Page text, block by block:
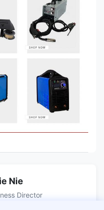
Nie
Director